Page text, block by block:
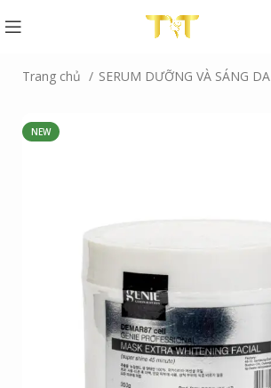
Trang chủ SERUM DƯỠNG VÀ SÁNG DA
NEW